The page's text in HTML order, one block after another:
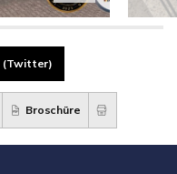
(Twitter)
Broschüre